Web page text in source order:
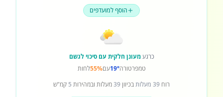
הוסף למועדפים
כרגעמעונן חלקית עם סיכוי לגשם
טמפרטורה19°עם55%לחות
רוח 39 מעלות בכיוון39מעלות ובמהירות 5 קמ"ש